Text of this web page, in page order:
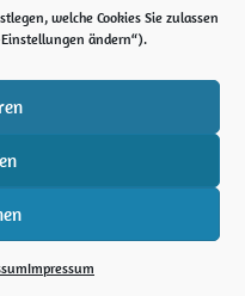
welche Cookies Sie zulassen
ändern“).
Impressum